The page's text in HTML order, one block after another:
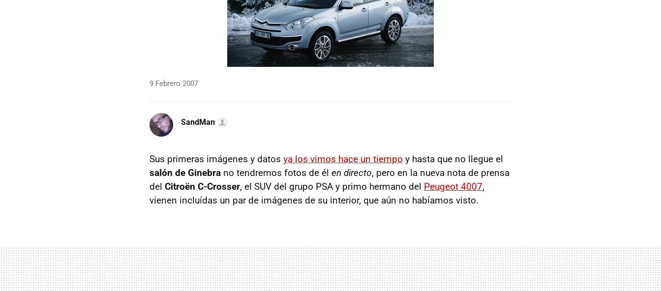
9 Febrero 2007
SandMan
Sus primeras imágenes y datos ya los vimos hace un tiempo y hasta que no llegue el
salón de Ginebra no tendremos fotos de él en directo, pero en la nueva nota de prensa
del Citroën C-Crosser, el SUV del grupo PSA y primo hermano del Peugeot 4007,
vienen incluídas un par de imágenes de su interior, que aún no habíamos visto.